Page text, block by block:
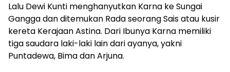
Lalu Dewi Kunti menghanyutkan Karna ke Sungai
Gangga dan ditemukan Rada seorang Sais atau kusir
kereta Kerajaan Astina. Dari Ibunya Karna memiliki
tiga saudara laki-laki lain dari ayanya, yakni
Puntadewa, Bima dan Arjuna.